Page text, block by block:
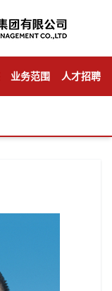
业务范围 人才招聘